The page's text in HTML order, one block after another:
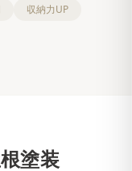
収納力UP
塗装